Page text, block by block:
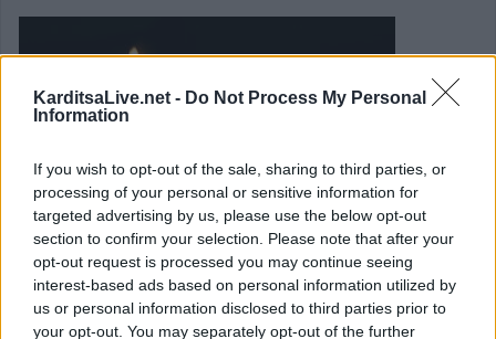
KarditsaLive.net - Do Not Process My Personal
Information
If you wish to opt-out of the sale, sharing to third parties, or
processing of your personal or sensitive information for
targeted advertising by us, please use the below opt-out
section to confirm your selection. Please note that after your
opt-out request is processed you may continue seeing
interest-based ads based on personal information utilized by
us or personal information disclosed to third parties prior to
your opt-out. You may separately opt-out of the further
Την Τετάρτη 27 Αυγούστου η κηδεία του
Βησσαρίωνα Καμινιώτη